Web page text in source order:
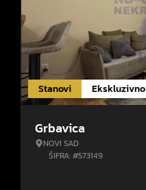
Stanovi Ekskluzivno
Grbavica
NOVI SAD
ŠIFRA: #573149